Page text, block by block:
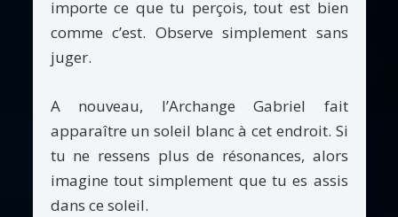
importe ce que tu perçois, tout est bien
comme c’est. Observe simplement sans
juger.
A nouveau, l’Archange Gabriel fait
apparaître un soleil blanc à cet endroit. Si
tu ne ressens plus de résonances, alors
imagine tout simplement que tu es assis
dans ce soleil.